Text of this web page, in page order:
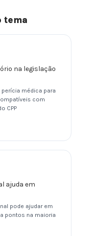
tema
na legislação
médica para
com
CPP
ajuda em
pode ajudar em
pontos na maioria